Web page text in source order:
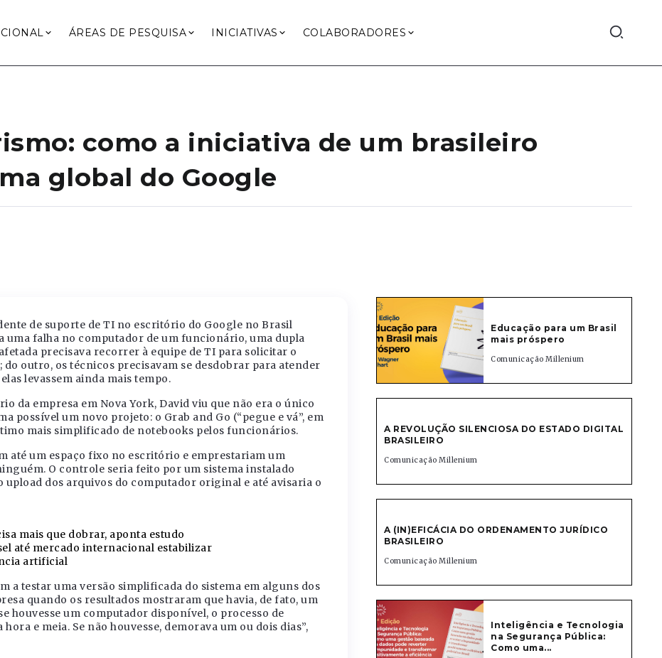
ÁREAS DE PESQUISA INICIATIVAS COLABORADORES
como a iniciativa de um brasileiro
global do Google
de suporte de TI no escritório do Google no Brasil
uma falha no computador de um funcionário, uma dupla
precisava recorrer à equipe de TI para solicitar o
outro, os técnicos precisavam se desdobrar para atender
levassem ainda mais tempo.
da empresa em Nova York, David viu que não era o único
possível um novo projeto: o Grab and Go (“pegue e vá”, em
mais simplificado de notebooks pelos funcionários.
até um espaço fixo no escritório e emprestariam um
O controle seria feito por um sistema instalado
dos arquivos do computador original e até avisaria o
mais que dobrar, aponta estudo
até mercado internacional estabilizar
artificial
a testar uma versão simplificada do sistema em alguns dos
quando os resultados mostraram que havia, de fato, um
houvesse um computador disponível, o processo de
e meia. Se não houvesse, demorava um ou dois dias”,
Educação para um Brasil
mais próspero
Comunicação Millenium
A REVOLUÇÃO SILENCIOSA DO ESTADO DIGITAL
BRASILEIRO
Comunicação Millenium
A (IN)EFICÁCIA DO ORDENAMENTO JURÍDICO
BRASILEIRO
Comunicação Millenium
Inteligência e Tecnologia
na Segurança Pública:
Como uma...